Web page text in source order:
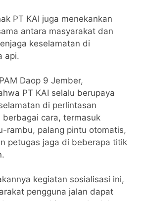
PT KAI juga menekankan
antara masyarakat dan
keselamatan di
api.
Daop 9 Jember,
PT KAI selalu berupaya
di perlintasan
cara, termasuk
rambu, palang pintu otomatis,
petugas jaga di beberapa titik
kegiatan sosialisasi ini,
pengguna jalan dapat